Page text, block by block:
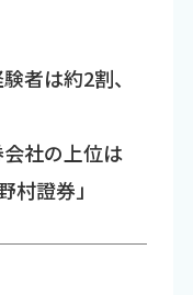
者は約2割、
社の上位は
村證券」